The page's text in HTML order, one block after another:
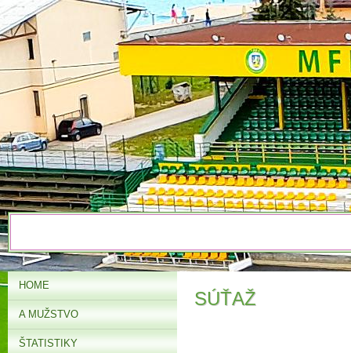
SÚŤAŽ
HOME
A MUŽSTVO
ŠTATISTIKY